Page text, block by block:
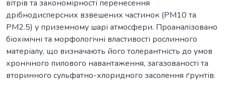
вітрів та закономірності перенесення
дрібнодисперсних взвешених частинок (PM10 та
PM2.5) у приземному шарі атмосфери. Проаналізовано
біохімічні та морфологічні властивості рослинного
матеріалу, що визначають його толерантність до умов
хронічного пилового навантаження, загазованості та
вторинного сульфатно-хлоридного засолення ґрунтів.